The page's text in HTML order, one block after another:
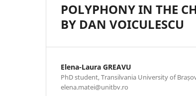
POLYPHONY IN THE
BY DAN VOICULESCU
Elena-Laura GREAVU
PhD student, Transilvania University of
elena.matei@unitbv.ro